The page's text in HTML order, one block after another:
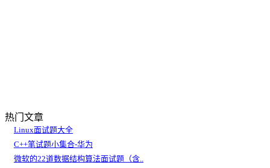
热门文章
Linux面试题大全
C++笔试题小集合-华为
微软的22道数据结构算法面试题（含..